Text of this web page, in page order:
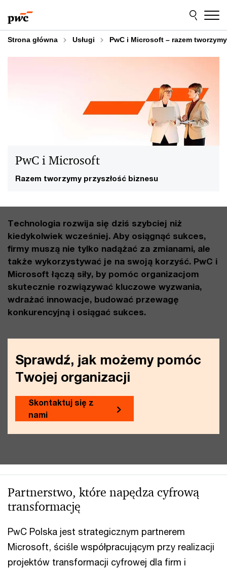
do
treści
do
stopki
Strona główna Usługi PwC i Microsoft – razem
Razem tworzymy przyszłość biznesu
PwC i Microsoft
Technologia rozwija się dziś szybciej niż
kiedykolwiek wcześniej. Aby osiągnąć sukces,
firmy muszą nie tylko nadążać za zmianami, ale
także wykorzystywać je na swoją korzyść. PwC i
Microsoft łączą siły, by pomóc organizacjom
skutecznie rozwiązywać kluczowe wyzwania,
wdrażać innowacje, budować przewagę
konkurencyjną i osiągać sukces.
Sprawdź, jak możemy pomóc
Twojej organizacji
Skontaktuj się z
nami
Partnerstwo, które napędza cyfrową
transformację
PwC Polska jest strategicznym partnerem
Microsoft, ściśle współpracującym przy realizacji
projektów transformacji cyfrowej dla firm i